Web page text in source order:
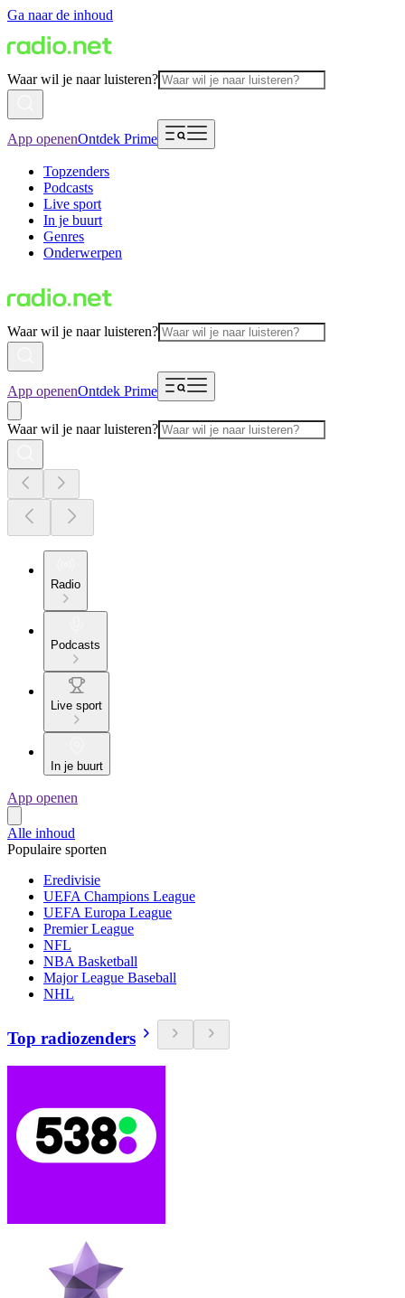
Ga naar de inhoud
Waar wil je naar luisteren?
App openenOntdek Prime
Topzenders
Podcasts
Live sport
In je buurt
Genres
Onderwerpen
Waar wil je naar luisteren?
App openenOntdek Prime
Waar wil je naar luisteren?
Radio
Podcasts
Live sport
In je buurt
App openen
Alle inhoud
Populaire sporten
Eredivisie
UEFA Champions League
UEFA Europa League
Premier League
NFL
NBA Basketball
Major League Baseball
NHL
Top radiozenders